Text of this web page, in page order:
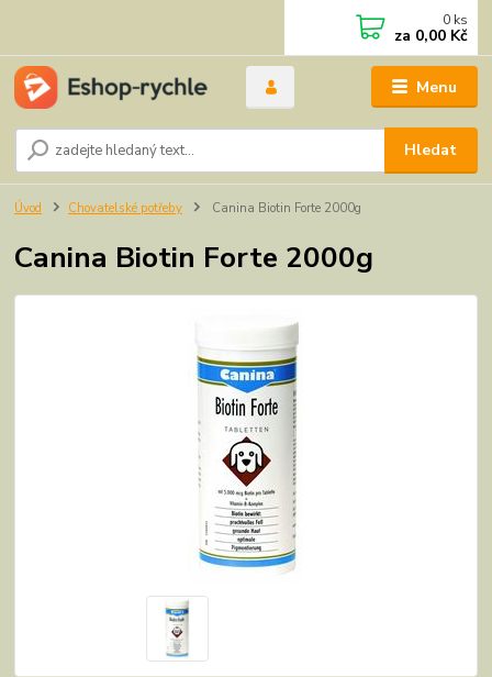
Menu
Hledat
0 ks
za 0,00 Kč
Úvod Chovatelské potřeby Canina Biotin Forte 2000g
Canina Biotin Forte 2000g